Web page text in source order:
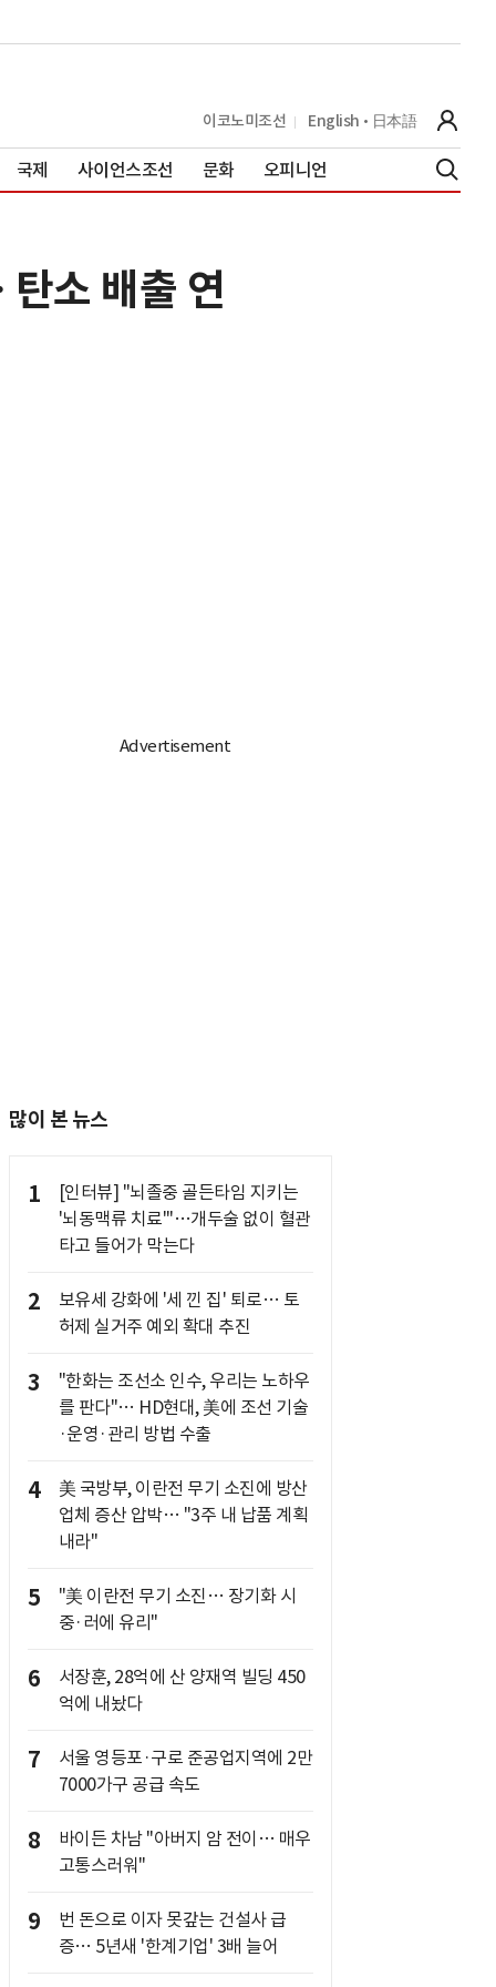
이코노미조선 English 日本語
국제 사이언스조선 문화 오피니언
소 배출 연
많이 본 뉴스
1
[인터뷰] "뇌졸중 골든타임 지키는
'뇌동맥류 치료'"…개두술 없이 혈관
타고 들어가 막는다
2
보유세 강화에 '세 낀 집' 퇴로… 토
허제 실거주 예외 확대 추진
3
"한화는 조선소 인수, 우리는 노하우
를 판다"… HD현대, 美에 조선 기술
·운영·관리 방법 수출
4
美 국방부, 이란전 무기 소진에 방산
업체 증산 압박… "3주 내 납품 계획
내라"
5
"美 이란전 무기 소진… 장기화 시
중·러에 유리"
6
서장훈, 28억에 산 양재역 빌딩 450
억에 내놨다
7
서울 영등포·구로 준공업지역에 2만
7000가구 공급 속도
8
바이든 차남 "아버지 암 전이… 매우
고통스러워"
9
번 돈으로 이자 못갚는 건설사 급
증… 5년새 '한계기업' 3배 늘어